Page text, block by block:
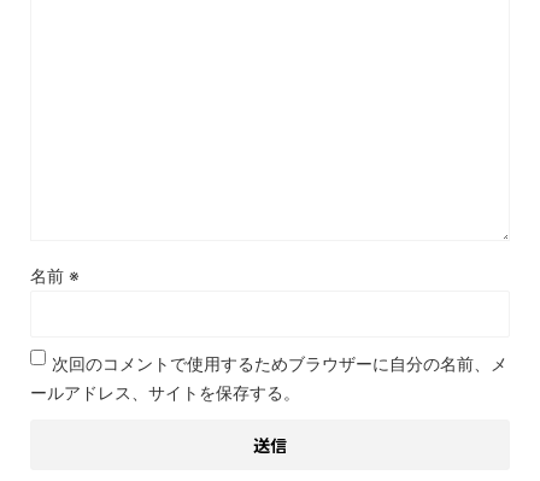
名前 ※
次回のコメントで使用するためブラウザーに自分の名前、メ
ールアドレス、サイトを保存する。